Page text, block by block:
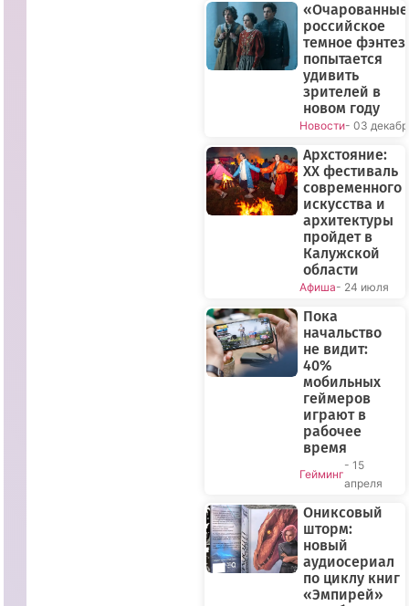
российское
темное
попытается
удивить
зрителей в
новом году
Новости- 03
Архстояние:
XX фестиваль
современного
искусства и
архитектуры
пройдет в
Калужской
области
Афиша- 24 июля
Пока
начальство
не видит:
40%
мобильных
геймеров
играют в
рабочее
время
Гейминг
- 15
апреля
Ониксовый
шторм:
новый
аудиосериал
по циклу книг
«Эмпирей»